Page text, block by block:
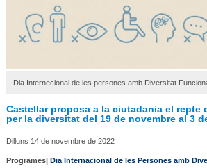
Dia Internecional de les persones amb Diversitat
Castellar proposa a la ciutadania el repte
per la diversitat del 19 de novembre al 3
Dilluns 14 de novembre de 2022
Programes| Dia Internacional de les Persones amb